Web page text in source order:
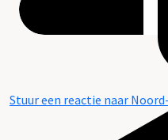
Stuur een reactie naar